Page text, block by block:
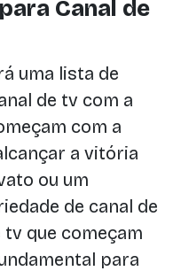
Canal de
uma lista de
de tv com a
com a
a vitória
ou um
de canal de
que começam
para